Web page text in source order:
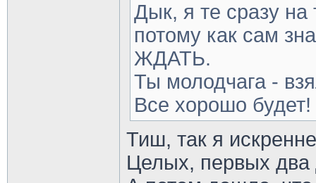
Дык, я те сразу на
потому как сам
ЖДАТЬ.
Ты молодчага -
Все хорошо будет!
Тиш, так я
Целых, первых